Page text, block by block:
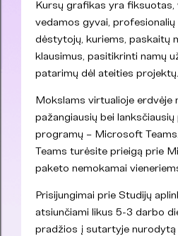
Kursų grafikas yra
vedamos gyvai,
dėstytojų, kuriems, paskaitų
klausimus, pasitikrinti namų
patarimų dėl ateities projektų.
Mokslams virtualioje erdvėje
pažangiausių bei
programų – Microsoft
Teams turėsite prieigą prie
paketo nemokamai
Prisijungimai prie Studijų
atsiunčiami likus 5-3 darbo
pradžios į sutartyje nurodytą